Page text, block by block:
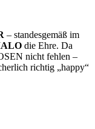
– standesgemäß im
die Ehre. Da
nicht fehlen –
richtig „happy“